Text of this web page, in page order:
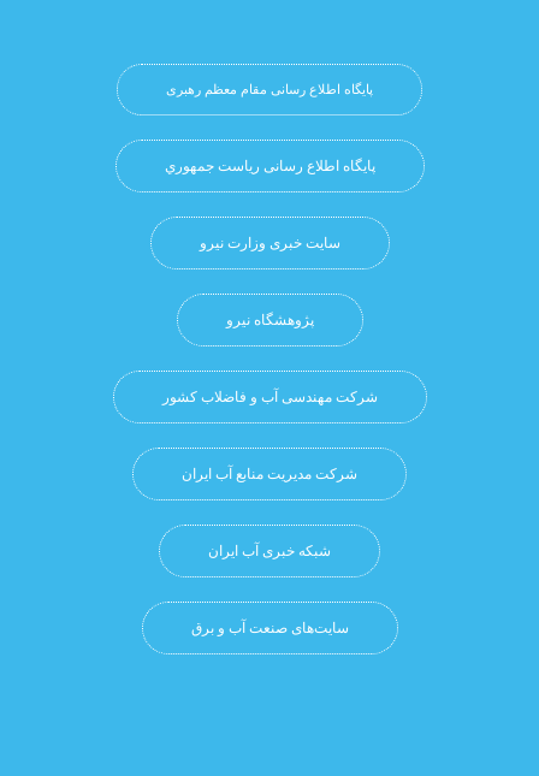
پایگاه اطلاع رسانی مقام معظم رهبری
پایگاه اطلاع رسانی ریاست جمهوري
سایت خبری وزارت نیرو
پژوهشگاه نيرو
شرکت مهندسی آب و فاضلاب کشور
شرکت مدیریت منابع آب ایران
شبکه خبری آب ایران
سایت‌های صنعت آب و برق